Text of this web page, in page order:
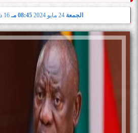
الجمعة 08:45 مـ 16 ذو القعدة 1445